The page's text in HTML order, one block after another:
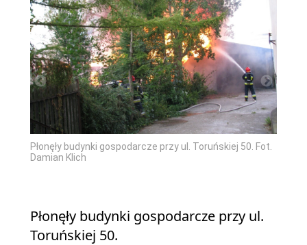
Płonęły budynki gospodarcze przy ul. Toruńskiej 50. Fot.
Damian Klich
Płonęły budynki gospodarcze przy ul.
Toruńskiej 50.